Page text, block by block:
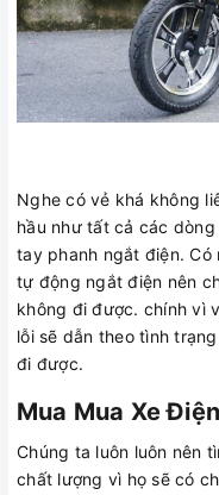
Nghe có vẻ khá không
hầu như tất cả các
tay phanh ngắt điện.
tự động ngắt điện nên
không đi được. chính vì
lỗi sẽ dẫn theo tình
đi được.
Mua Mua Xe
Chúng ta luôn luôn nên
chất lượng vì họ sẽ có